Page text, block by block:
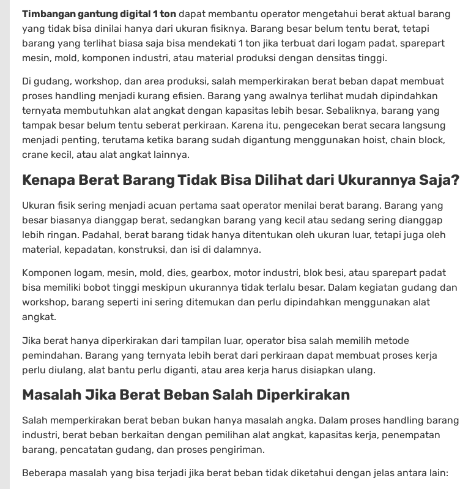
Timbangan gantung digital 1 ton dapat membantu operator mengetahui berat aktual barang
yang tidak bisa dinilai hanya dari ukuran fisiknya. Barang besar belum tentu berat, tetapi
barang yang terlihat biasa saja bisa mendekati 1 ton jika terbuat dari logam padat, sparepart
mesin, mold, komponen industri, atau material produksi dengan densitas tinggi.
Di gudang, workshop, dan area produksi, salah memperkirakan berat beban dapat membuat
proses handling menjadi kurang efisien. Barang yang awalnya terlihat mudah dipindahkan
ternyata membutuhkan alat angkat dengan kapasitas lebih besar. Sebaliknya, barang yang
tampak besar belum tentu seberat perkiraan. Karena itu, pengecekan berat secara langsung
menjadi penting, terutama ketika barang sudah digantung menggunakan hoist, chain block,
crane kecil, atau alat angkat lainnya.
Kenapa Berat Barang Tidak Bisa Dilihat dari Ukurannya Saja?
Ukuran fisik sering menjadi acuan pertama saat operator menilai berat barang. Barang yang
besar biasanya dianggap berat, sedangkan barang yang kecil atau sedang sering dianggap
lebih ringan. Padahal, berat barang tidak hanya ditentukan oleh ukuran luar, tetapi juga oleh
material, kepadatan, konstruksi, dan isi di dalamnya.
Komponen logam, mesin, mold, dies, gearbox, motor industri, blok besi, atau sparepart padat
bisa memiliki bobot tinggi meskipun ukurannya tidak terlalu besar. Dalam kegiatan gudang dan
workshop, barang seperti ini sering ditemukan dan perlu dipindahkan menggunakan alat
angkat.
Jika berat hanya diperkirakan dari tampilan luar, operator bisa salah memilih metode
pemindahan. Barang yang ternyata lebih berat dari perkiraan dapat membuat proses kerja
perlu diulang, alat bantu perlu diganti, atau area kerja harus disiapkan ulang.
Masalah Jika Berat Beban Salah Diperkirakan
Salah memperkirakan berat beban bukan hanya masalah angka. Dalam proses handling barang
industri, berat beban berkaitan dengan pemilihan alat angkat, kapasitas kerja, penempatan
barang, pencatatan gudang, dan proses pengiriman.
Beberapa masalah yang bisa terjadi jika berat beban tidak diketahui dengan jelas antara lain: